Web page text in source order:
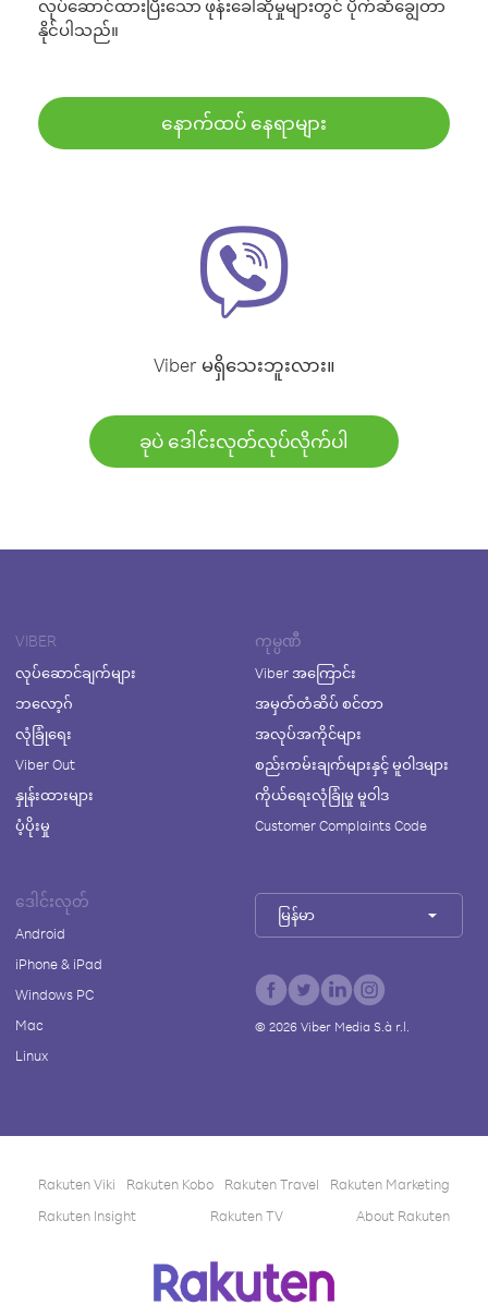
လုပ်ဆောင်ထားပြီးသော ဖုန်းခေါ်ဆိုမှုများတွင် ပိုက်ဆံချွေတာ
နိုင်ပါသည်။
နောက်ထပ် နေရာများ
Viber မရှိသေးဘူးလား။
ခုပဲ ဒေါင်းလုတ်လုပ်လိုက်ပါ
VIBER
လုပ်ဆောင်ချက်များ
ဘလော့ဂ်
လုံခြုံရေး
Viber Out
နှုန်းထားများ
ပံ့ပိုးမှု
ကုမ္ပဏီ
Viber အကြောင်း
အမှတ်တံဆိပ် စင်တာ
အလုပ်အကိုင်များ
စည်းကမ်းချက်များနှင့် မူဝါဒများ
ကိုယ်ရေးလုံခြုံမှု မူဝါဒ
Customer Complaints Code
ဒေါင်းလုတ်
Android
iPhone & iPad
Windows PC
Mac
Linux
မြန်မာ
© 2026Viber Media S.à r.l.
Rakuten Viki Rakuten Kobo Rakuten Travel
Rakuten Marketing
Rakuten Insight
Rakuten TV About Rakuten